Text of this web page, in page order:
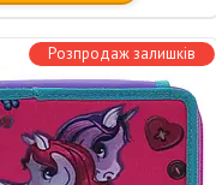
Розпродаж залишків